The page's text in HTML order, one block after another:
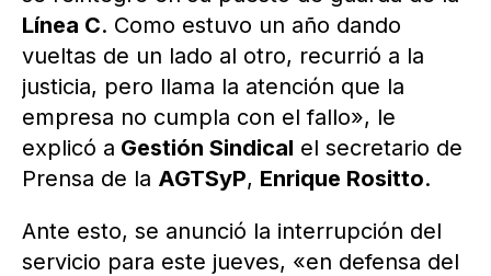
Línea C. Como estuvo un año dando
vueltas de un lado al otro, recurrió a la
justicia, pero llama la atención que la
empresa no cumpla con el fallo», le
explicó a Gestión Sindical el secretario de
Prensa de la AGTSyP, Enrique Rositto.
Ante esto, se anunció la interrupción del
servicio para este jueves, «en defensa del